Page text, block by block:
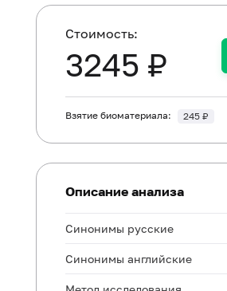
Cтоимость:
3245 ₽
Взятие биоматериала: 245 ₽
Описание анализа
Синонимы русские
Синонимы английские